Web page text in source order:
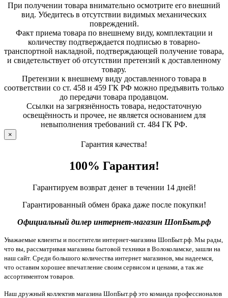
При получении товара внимательно осмотрите его внешний
вид. Убедитесь в отсутствии видимых механических
повреждений.
Факт приема товара по внешнему виду, комплектации и
количеству подтверждается подписью в товарно-
транспортной накладной, подтверждающей получение товара,
и свидетельствует об отсутствии претензий к доставленному
товару.
Претензии к внешнему виду доставленного товара в
соответствии со ст. 458 и 459 ГК РФ можно предъявить только
до передачи товара продавцом.
Ссылки на загрязнённость товара, недостаточную
освещённость и прочее, не является основанием для
невыполнения требований ст. 484 ГК РФ.
×
Гарантия качества!
100% Гарантия!
Гарантируем возврат денег в течении 14 дней!
Гарантированный обмен брака даже после покупки!
Официальный дилер интернет-магазин ШопБыт.рф
Уважаемые клиенты и посетители интернет-магазина ШопБыт.рф. Мы рады,
что вы, рассматривая магазины бытовой техники в Волоколамске, зашли на
наш сайт. Среди большого количества интернет магазинов, мы надеемся,
что оставим хорошее впечатление своим сервисом и ценами, а так же
ассортиментом товаров.
Наш дружный коллектив магазина ШопБыт.рф это команда профессионалов